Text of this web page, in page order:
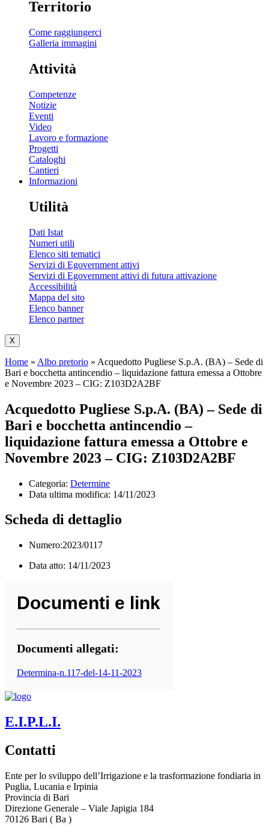
Territorio
Come raggiungerci
Galleria immagini
Attività
Competenze
Notizie
Eventi
Video
Lavoro e formazione
Progetti
Cataloghi
Cantieri
Informazioni
Utilità
Dati Istat
Numeri utili
Elenco siti tematici
Servizi di Egovernment attivi
Servizi di Egovernment attivi di futura attivazione
Accessibilità
Mappa del sito
Elenco banner
Elenco partner
X
Home » Albo pretorio » Acquedotto Pugliese S.p.A. (BA) – Sede di
Bari e bocchetta antincendio – liquidazione fattura emessa a Ottobre
e Novembre 2023 – CIG: Z103D2A2BF
Acquedotto Pugliese S.p.A. (BA) – Sede di
Bari e bocchetta antincendio –
liquidazione fattura emessa a Ottobre e
Novembre 2023 – CIG: Z103D2A2BF
Categoria: Determine
Data ultima modifica: 14/11/2023
Scheda di dettaglio
Numero:2023/0117
Data atto: 14/11/2023
Documenti e link
Documenti allegati:
Determina-n.117-del-14-11-2023
E.I.P.L.I.
Contatti
Ente per lo sviluppo dell’Irrigazione e la trasformazione fondiaria in
Puglia, Lucania e Irpinia
Provincia di Bari
Direzione Generale – Viale Japigia 184
70126 Bari ( Ba )